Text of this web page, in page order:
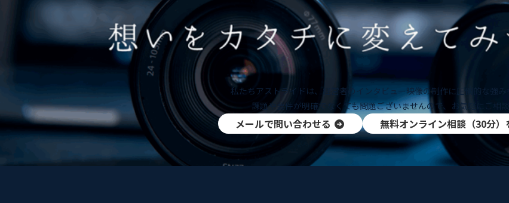
私たちアストライドは、経営者のインタビュー映像の制作に圧倒的な強み
課題や要件が明確でなくても問題ございませんので、お気軽にご相談
メールで問い合わせる 無料オンライン相談（30分）